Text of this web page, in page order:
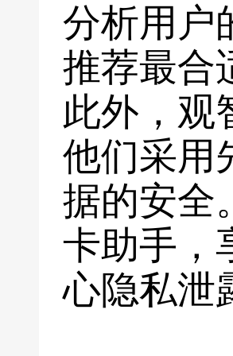
分析用户
推荐最合
此外，观
他们采用
据的安全
卡助手，
心隐私泄